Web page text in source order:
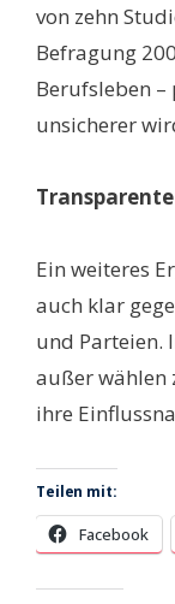
von zehn
Befragung
Berufsleben –
unsicherer
Ein weiteres
auch klar
und Parteien.
außer wählen
ihre
Teilen mit:
Facebook